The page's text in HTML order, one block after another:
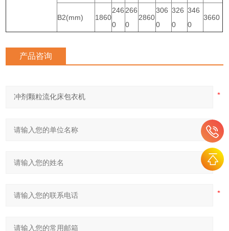
B2(mm) 1860
246
0
266
0
2860
306
0
326
0
346
0
3660
产品咨询